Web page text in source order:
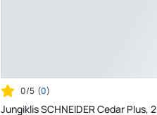
0/5 (0)
Jungiklis SCHNEIDER Cedar Plus, 2